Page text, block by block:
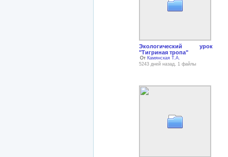
Экологический урок
"Тигриная тропа"
От Камянская Т.А.
5243 дней назад, 1 файлы